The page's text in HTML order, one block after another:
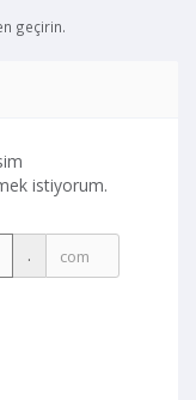
geçirin.
istiyorum.
.